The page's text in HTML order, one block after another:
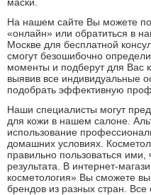
На нашем сайте Вы можете
«онлайн» или обратиться в
Москве для бесплатной
смогут безошибочно
моменты и подберут для Вас
выявив все индивидуальные
подобрать эффективную
Наши специалисты могут
для кожи в нашем салоне.
использование
домашних условиях.
правильно пользоваться ими,
результата. В интернет-
косметология» Вы сможете
брендов из разных стран.